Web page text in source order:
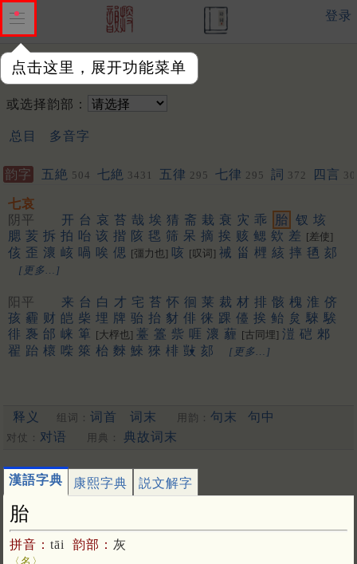
点击这里，展开功能菜单
登录
韵字：
或选择韵部：
总目 多音字
韵字 五絶 504 七絶 3431 五律 295 七律 295 詞 372 四言 30
七哀
阴平
开 台 哀 苔 哉 埃 猜 斋 栽 衰 灾 乖 胎 钗 垓
腮 荄 拆 拍 咍 该 揩 陔 毸 筛 呆 摘 挨 赅 鳃 欸 差 [差使]
侅 歪 瀤 峐 喎 唉 偲 [彊力也] 咳 [叹词] 祴 甾 榸 絯 摔 毢 郂
[更多…]
阳平 来 台 白 才 宅 苔 怀 徊 莱 裁 材 排 骸 槐 淮 侪
孩 霾 财 皑 柴 埋 牌 骀 抬 豺 俳 徕 踝 儓 挨 鲐 炱 騋 騃
徘 褢 邰 崃 箄 [大桴也] 薹 籉 祡 啀 瀤 薶 [古同埋] 溰 硙 郲
翟 跆 櫰 喍 箂 枱 麳 鯠 猍 棑 敱 郂 [更多…]
释义 组词： 词首 词末 用韵： 句末 句中
对仗： 对语 用典： 典故词末
漢語字典 康熙字典 説文解字
胎
拼音： tāi 韵部： 灰
〈名〉